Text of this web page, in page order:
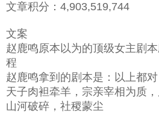
文章积分：4,903,519,744
文案
赵鹿鸣原本以为的顶级女主剧
程
赵鹿鸣拿到的剧本是：以上都
天子肉袒牵羊，宗亲宰相为质
山河破碎，社稷蒙尘